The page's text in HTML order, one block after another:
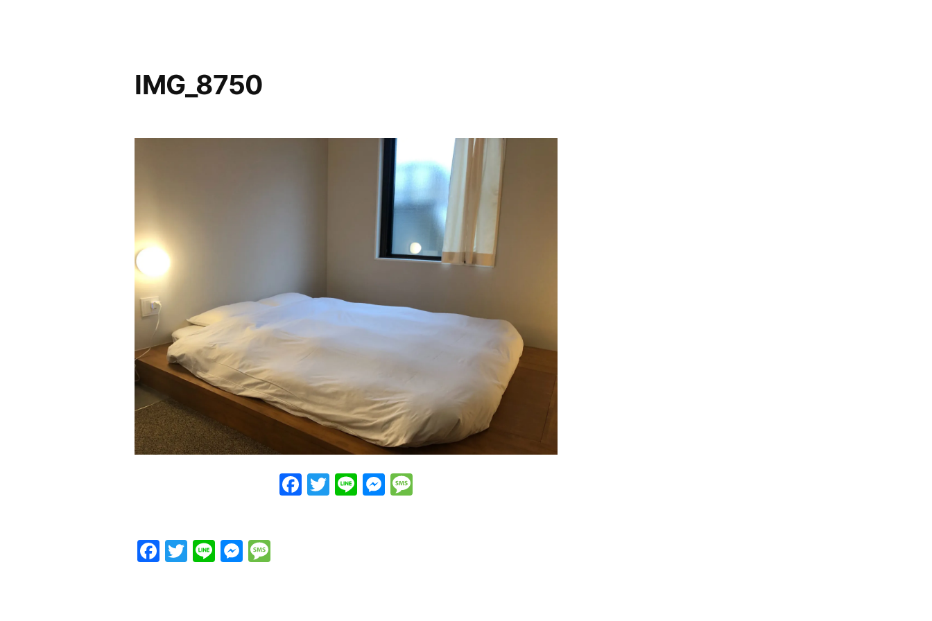
IMG_8750
Facebook
Twitter
LineMessenger
Facebook
Twitter
LineMessenger